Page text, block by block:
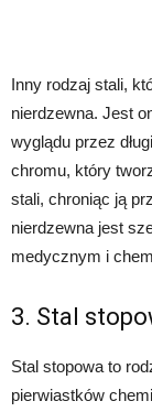
Inny rodzaj stali,
nierdzewna. Jest
wyglądu przez
chromu, który
stali, chroniąc ją
nierdzewna jest
medycznym i
3. Stal
Stal stopowa to
pierwiastków